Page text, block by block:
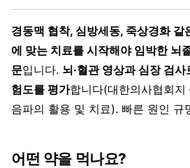
경동맥 협착, 심방세동, 죽상경화 같
에 맞는 치료를 시작해야 임박한 뇌
문입니다. 뇌·혈관 영상과 심장 검
험도를 평가합니다(대한의사협회
음파의 활용 및 치료). 빠른 원인 규
어떤 약을 먹나요?